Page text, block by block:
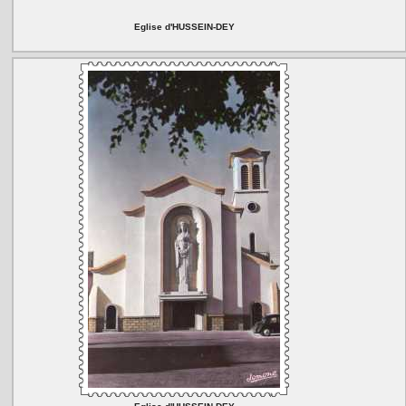
Eglise d'HUSSEIN-DEY